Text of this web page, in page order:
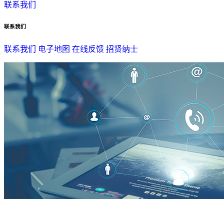
联系我们
联系我们
联系我们 电子地图 在线反馈 招贤纳士